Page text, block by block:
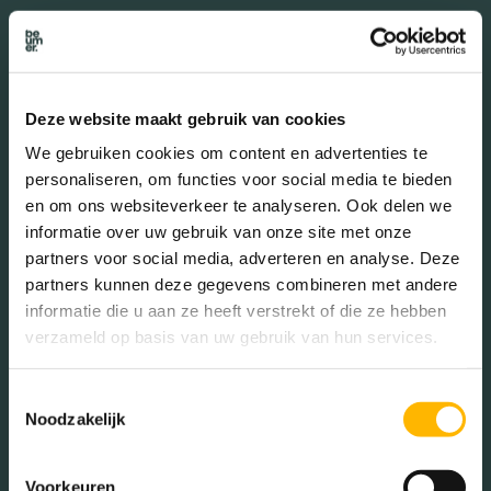
Deze website maakt gebruik van cookies
We gebruiken cookies om content en advertenties te
personaliseren, om functies voor social media te bieden
en om ons websiteverkeer te analyseren. Ook delen we
informatie over uw gebruik van onze site met onze
partners voor social media, adverteren en analyse. Deze
partners kunnen deze gegevens combineren met andere
informatie die u aan ze heeft verstrekt of die ze hebben
verzameld op basis van uw gebruik van hun services.
Noodzakelijk
Voorkeuren
Media